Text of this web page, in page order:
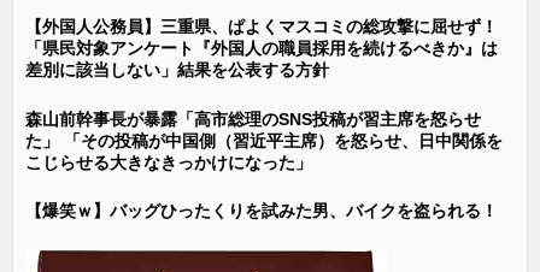
【外国人公務員】三重県、ぱよくマスコミの総攻撃に屈せず！
「県民対象アンケート『外国人の職員採用を続けるべきか』は
差別に該当しない」結果を公表する方針
森山前幹事長が暴露「高市総理のSNS投稿が習主席を怒らせ
た」 「その投稿が中国側（習近平主席）を怒らせ、日中関係を
こじらせる大きなきっかけになった」
【爆笑ｗ】バッグひったくりを試みた男、バイクを盗られる！